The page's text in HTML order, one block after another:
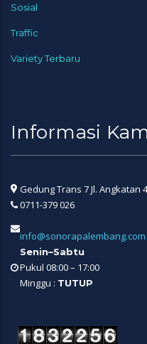
Sosial
Traffic
Variety Terbaru
Informasi
Gedung Trans 7 Jl. Angkatan
0711-379 026
info@sonorapalembang.com
Senin–Sabtu
Pukul 08:00 – 17:00
Minggu : TUTUP